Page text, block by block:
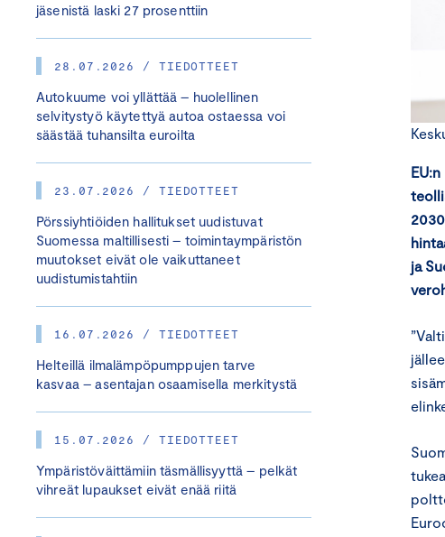
jäsenistä laski 27 prosenttiin
28.07.2026 / TIEDOTTEET
Autokuume voi yllättää – huolellinen
selvitystyö käytettyä autoa ostaessa voi
säästää tuhansilta euroilta
23.07.2026 / TIEDOTTEET
Pörssiyhtiöiden hallitukset uudistuvat
Suomessa maltillisesti – toimintaympäristön
muutokset eivät ole vaikuttaneet
uudistumistahtiin
16.07.2026 / TIEDOTTEET
Helteillä ilmalämpöpumppujen tarve
kasvaa – asentajan osaamisella merkitystä
15.07.2026 / TIEDOTTEET
Ympäristöväittämiin täsmällisyyttä – pelkät
vihreät lupaukset eivät enää riitä
ja